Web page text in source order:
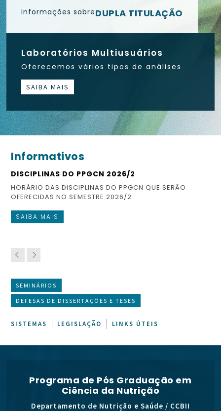
Informações sobreDUPLA TITULAÇÃO
Laboratórios Multiusuários
Oferecemos vários tipos de análises
SAIBA MAIS
Informativos
DISCIPLINAS DO PPGCN 2026/2
HORÁRIO DAS DISCIPLINAS DO PPGCN QUE SERÃO
OFERECIDAS NO SEMESTRE 2026/2
SAIBA MAIS
SEMINÁRIOS
DEFESAS DE DISSERTAÇÕES E TESES
SISTEMAS LEGISLAÇÃO LINKS ÚTEIS
Programa de Pós Graduação em
Ciência da Nutrição
Departamento de Nutrição e Saúde / CCBII